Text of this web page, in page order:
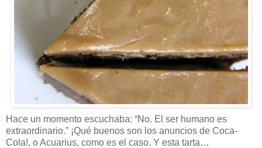
Hace un momento escuchaba: “No. El ser humano es
extraordinario.” ¡Qué buenos son los anuncios de Coca-
Cola!, o Acuarius, como es el caso. Y esta tarta…